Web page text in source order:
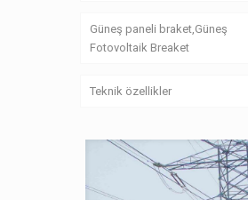
Güneş paneli braket,Güneş
Fotovoltaik Breaket
Teknik özellikler